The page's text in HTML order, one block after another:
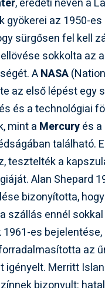
gyökerei az 1950-
sürgősen fel kell
sokkolta az
ANASA
az első lépést egy
és a technológiai
mint a Mercuryés a
található.
tesztelték a
Alan Shepard
bizonyította,
szállás ennél
1961-es
az
Merritt